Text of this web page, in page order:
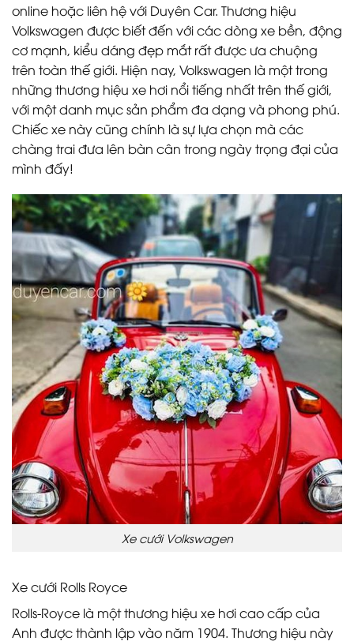
online hoặc liên hệ với Duyên Car. Thương hiệu
Volkswagen được biết đến với các dòng xe bền, động
cơ mạnh, kiểu dáng đẹp mắt rất được ưa chuộng
trên toàn thế giới. Hiện nay, Volkswagen là một trong
những thương hiệu xe hơi nổi tiếng nhất trên thế giới,
với một danh mục sản phẩm đa dạng và phong phú.
Chiếc xe này cũng chính là sự lựa chọn mà các
chàng trai đưa lên bàn cân trong ngày trọng đại của
mình đấy!
Xe cưới Volkswagen
Xe cưới Rolls Royce
Rolls-Royce là một thương hiệu xe hơi cao cấp của
Anh được thành lập vào năm 1904. Thương hiệu này